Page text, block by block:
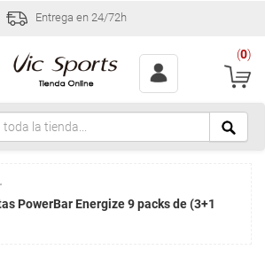
Entrega en 24/72h
(0)
PowerBar Energize 9 packs de (3+1